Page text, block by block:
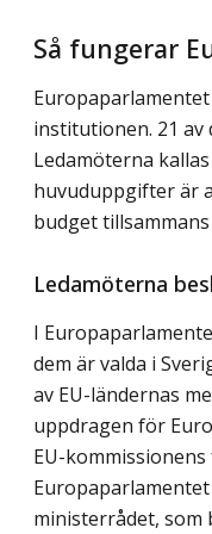
Så fungerar
institutionen. 21 av
Ledamöterna
huvuduppgifter är
budget
Ledamöterna
I
dem är valda i
av EU-ländernas
uppdragen för
EU-kommissionens
ministerrådet, som